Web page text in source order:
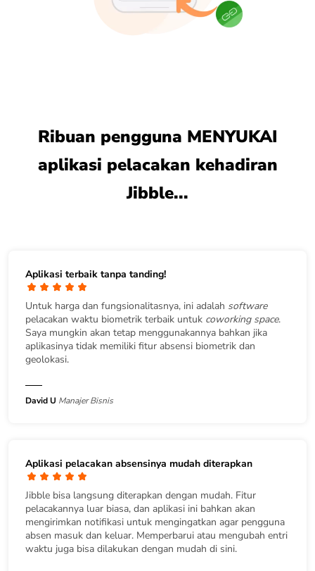
Ribuan pengguna MENYUKAI
aplikasi pelacakan kehadiran
Jibble...
Aplikasi terbaik tanpa tanding!
Untuk harga dan fungsionalitasnya, ini adalah software
pelacakan waktu biometrik terbaik untuk coworking space.
Saya mungkin akan tetap menggunakannya bahkan jika
aplikasinya tidak memiliki fitur absensi biometrik dan
geolokasi.
David U Manajer Bisnis
Aplikasi pelacakan absensinya mudah diterapkan
Jibble bisa langsung diterapkan dengan mudah. Fitur
pelacakannya luar biasa, dan aplikasi ini bahkan akan
mengirimkan notifikasi untuk mengingatkan agar pengguna
absen masuk dan keluar. Memperbarui atau mengubah entri
waktu juga bisa dilakukan dengan mudah di sini.